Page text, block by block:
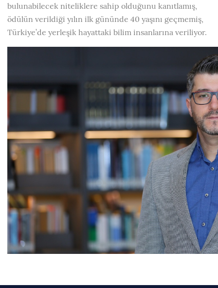
bulunabilecek niteliklere sahip olduğunu kanıtlamış,
ödülün verildiği yılın ilk gününde 40 yaşını geçmemiş,
Türkiye’de yerleşik hayattaki bilim insanlarına veriliyor.